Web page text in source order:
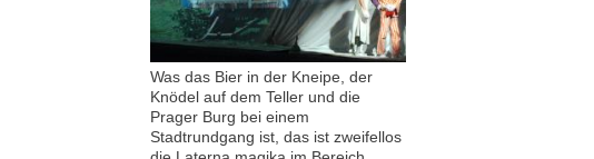
Was das Bier in der Kneipe, der
Knödel auf dem Teller und die
Prager Burg bei einem
Stadtrundgang ist, das ist zweifellos